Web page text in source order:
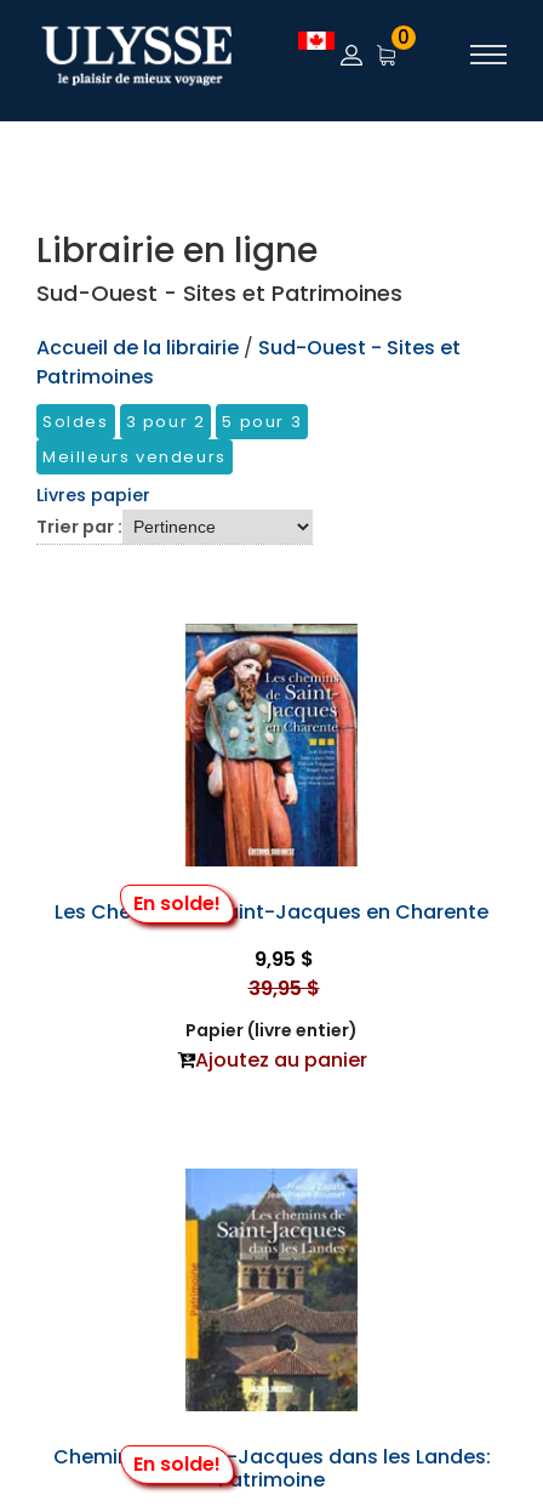
TEST 0
Librairie en ligne
Sud-Ouest - Sites et Patrimoines
Accueil de la librairie / Sud-Ouest - Sites et
Patrimoines
Soldes 3 pour 2
5 pour 3
Meilleurs vendeurs
Livres papier
Trier par :
En solde!
Les Chemins de Saint-Jacques en Charente
9,95 $
39,95 $
Papier (livre entier)
Ajoutez au panier
En solde!
Chemins de Saint-Jacques dans les Landes:
Patrimoine